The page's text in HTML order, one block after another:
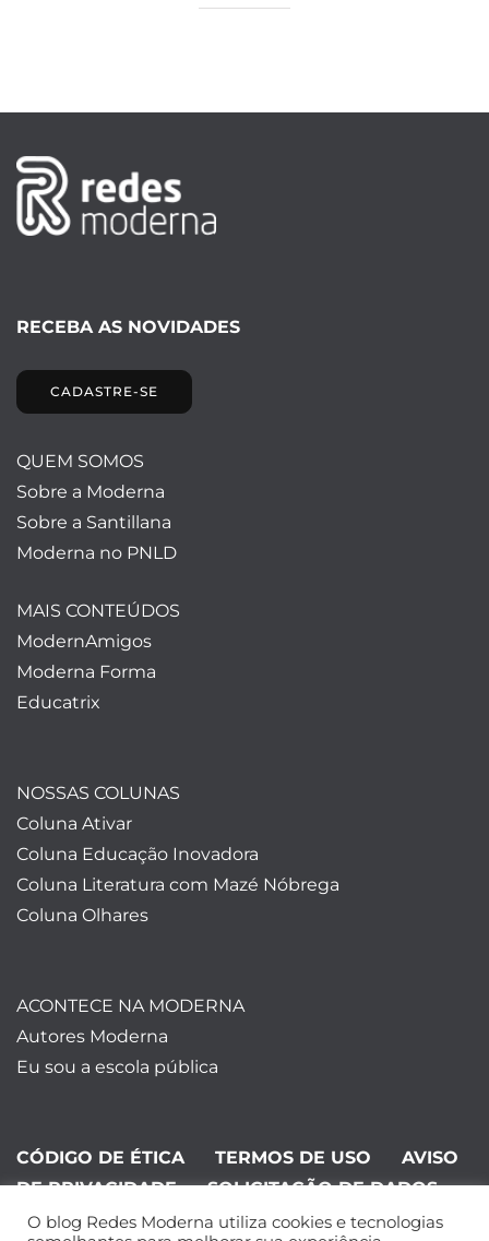
RECEBA AS NOVIDADES
CADASTRE-SE
QUEM SOMOS
Sobre a Moderna
Sobre a Santillana
Moderna no PNLD
MAIS CONTEÚDOS
ModernAmigos
Moderna Forma
Educatrix
NOSSAS COLUNAS
Coluna Ativar
Coluna Educação Inovadora
Coluna Literatura com Mazé Nóbrega
Coluna Olhares
ACONTECE NA MODERNA
Autores Moderna
Eu sou a escola pública
CÓDIGO DE ÉTICA TERMOS DE USO
AVISO
DE PRIVACIDADE
SOLICITAÇÃO DE DADOS
O blog Redes Moderna utiliza cookies e tecnologias